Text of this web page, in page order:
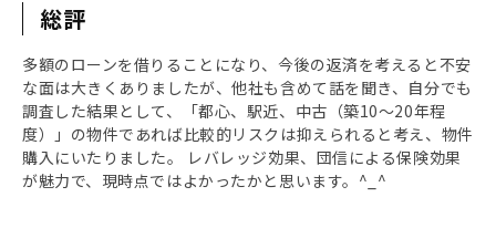
総評
多額のローンを借りることになり、今後の返済を考えると不安
な面は大きくありましたが、他社も含めて話を聞き、自分でも
調査した結果として、「都心、駅近、中古（築10〜20年程
度）」の物件であれば比較的リスクは抑えられると考え、物件
購入にいたりました。 レバレッジ効果、団信による保険効果
が魅力で、現時点ではよかったかと思います。^_^